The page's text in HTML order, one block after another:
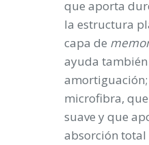
que aporta
la estructura
capa de
ayuda también
microfibra,
suave y que
absorción total